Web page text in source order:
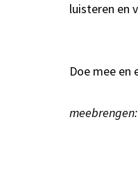
luisteren en
Doe mee en